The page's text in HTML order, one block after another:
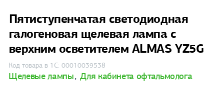
Пятиступенчатая светодиодная
галогеновая щелевая лампа с
верхним осветителем ALMAS YZ5G
Код товара в 1С: 00010039538
Щелевые лампы, Для кабинета офтальмолога